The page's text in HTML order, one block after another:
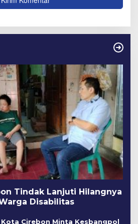
Tindak Lanjuti Hilangnya
Disabilitas
Kota Cirebon Minta Kesbangpol